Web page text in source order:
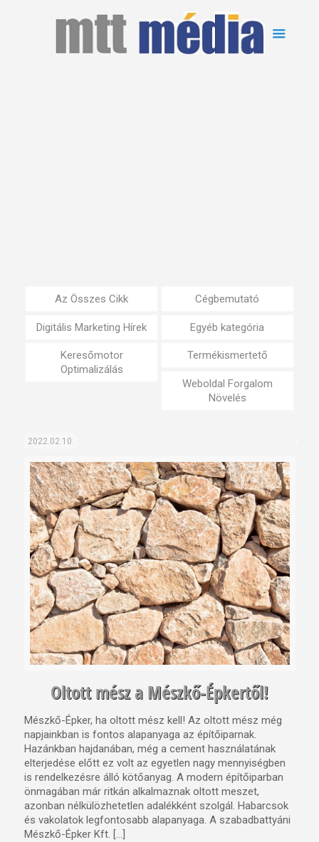
Az Összes Cikk Cégbemutató
Digitális Marketing Hírek Egyéb kategória
Keresőmotor
Optimalizálás
Termékismertető
Weboldal Forgalom
Növelés
2022.02.10.
Oltott mész a Mészkő-Épkertől!
Mészkő-Épker, ha oltott mész kell! Az oltott mész még
napjainkban is fontos alapanyaga az építőiparnak.
Hazánkban hajdanában, még a cement használatának
elterjedése előtt ez volt az egyetlen nagy mennyiségben
is rendelkezésre álló kötőanyag. A modern építőiparban
önmagában már ritkán alkalmaznak oltott meszet,
azonban nélkülözhetetlen adalékként szolgál. Habarcsok
és vakolatok legfontosabb alapanyaga. A szabadbattyáni
Mészkő-Épker Kft. […]